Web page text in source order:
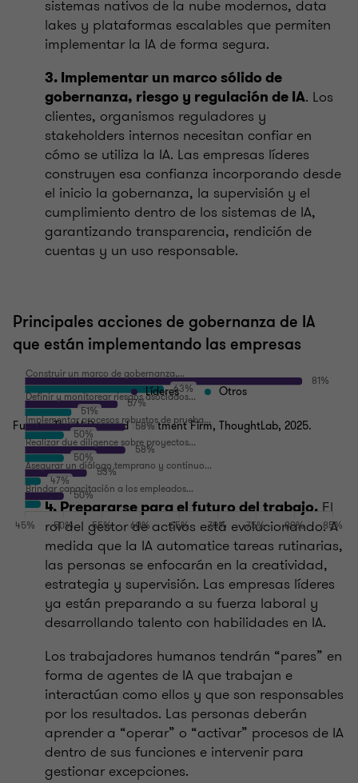
sistemas nativos de la nube modernos, data
lakes y plataformas escalables que permiten
implementar la IA de forma segura.
3. Implementar un marco sólido de
gobernanza, riesgo y regulación de IA. Los
clientes, organismos reguladores y
stakeholders internos necesitan confiar en
cómo se utiliza la IA. Las empresas líderes
construyen esa confianza incorporando desde
el inicio la gobernanza, la supervisión y el
cumplimiento dentro de los sistemas de IA,
garantizando transparencia, rendición de
cuentas y un uso responsable.
Principales acciones de gobernanza de IA
que están implementando las empresas
Líderes Otros
Fuente: The AI-Powered Investment Firm, ThoughtLab, 2025.
4. Prepararse para el futuro del trabajo. El
rol del gestor de activos está evolucionando. A
medida que la IA automatice tareas rutinarias,
las personas se enfocarán en la creatividad,
estrategia y supervisión. Las empresas líderes
ya están preparando a su fuerza laboral y
desarrollando talento con habilidades en IA.
Los trabajadores humanos tendrán “pares” en
forma de agentes de IA que trabajan e
interactúan como ellos y que son responsables
por los resultados. Las personas deberán
aprender a “operar” o “activar” procesos de IA
dentro de sus funciones e intervenir para
gestionar excepciones.